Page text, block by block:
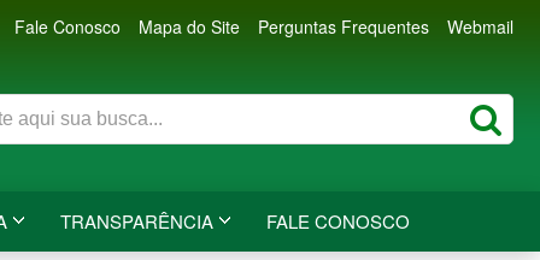
Fale Conosco Mapa do Site Perguntas Frequentes Webmail
TRANSPARÊNCIA FALE CONOSCO